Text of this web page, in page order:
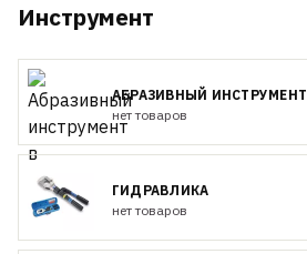
Инструмент
АБРАЗИВНЫЙ ИНСТРУМЕНТ
нет товаров
ГИДРАВЛИКА
нет товаров